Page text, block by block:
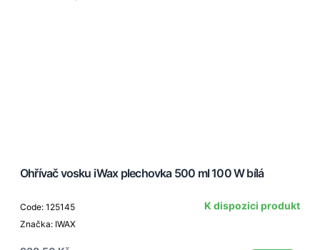
Ohřívač vosku iWax plechovka 500 ml 100 W bílá
Code: 125145
Značka: IWAX
K dispozici produkt